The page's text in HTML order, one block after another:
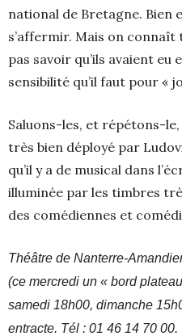
national de Bretagne. Bien
s’affermir. Mais on
pas savoir qu’ils avaient eu
sensibilité qu’il faut pour «
Saluons-les, et répétons-
très bien déployé par
qu’il y a de musical dans
illuminée par les timbres
des comédiennes et
Théâtre de Nanterre-
(ce mercredi un « bord
samedi 18h00, dimanche
entracte. Tél : 01 46 14 70 00.